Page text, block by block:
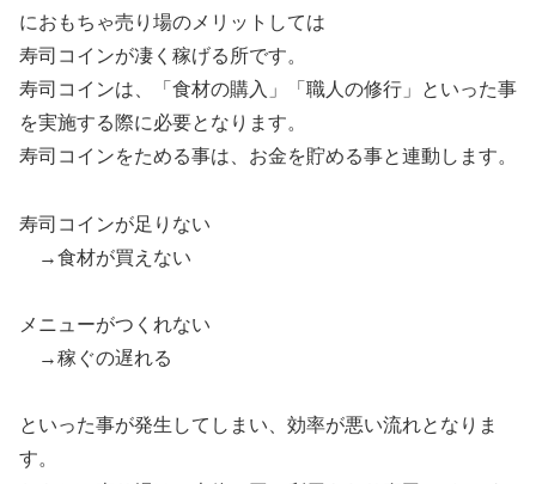
におもちゃ売り場のメリットしては
寿司コインが凄く稼げる所です。
寿司コインは、「食材の購入」「職人の修行」といった事
を実施する際に必要となります。
寿司コインをためる事は、お金を貯める事と連動します。
寿司コインが足りない
→食材が買えない
メニューがつくれない
→稼ぐの遅れる
といった事が発生してしまい、効率が悪い流れとなりま
す。